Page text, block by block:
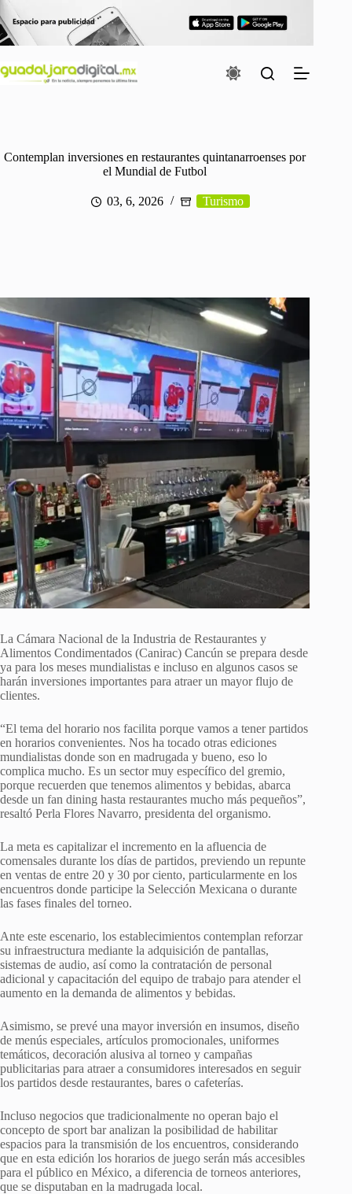
al
contenido
Contemplan inversiones en restaurantes quintanarroenses por
el Mundial de Futbol
03, 6, 2026 Turismo
La Cámara Nacional de la Industria de Restaurantes y
Alimentos Condimentados (Canirac) Cancún se prepara desde
ya para los meses mundialistas e incluso en algunos casos se
harán inversiones importantes para atraer un mayor flujo de
clientes.
“El tema del horario nos facilita porque vamos a tener partidos
en horarios convenientes. Nos ha tocado otras ediciones
mundialistas donde son en madrugada y bueno, eso lo
complica mucho. Es un sector muy específico del gremio,
porque recuerden que tenemos alimentos y bebidas, abarca
desde un fan dining hasta restaurantes mucho más pequeños”,
resaltó Perla Flores Navarro, presidenta del organismo.
La meta es capitalizar el incremento en la afluencia de
comensales durante los días de partidos, previendo un repunte
en ventas de entre 20 y 30 por ciento, particularmente en los
encuentros donde participe la Selección Mexicana o durante
las fases finales del torneo.
Ante este escenario, los establecimientos contemplan reforzar
su infraestructura mediante la adquisición de pantallas,
sistemas de audio, así como la contratación de personal
adicional y capacitación del equipo de trabajo para atender el
aumento en la demanda de alimentos y bebidas.
Asimismo, se prevé una mayor inversión en insumos, diseño
de menús especiales, artículos promocionales, uniformes
temáticos, decoración alusiva al torneo y campañas
publicitarias para atraer a consumidores interesados en seguir
los partidos desde restaurantes, bares o cafeterías.
Incluso negocios que tradicionalmente no operan bajo el
concepto de sport bar analizan la posibilidad de habilitar
espacios para la transmisión de los encuentros, considerando
que en esta edición los horarios de juego serán más accesibles
para el público en México, a diferencia de torneos anteriores,
que se disputaban en la madrugada local.